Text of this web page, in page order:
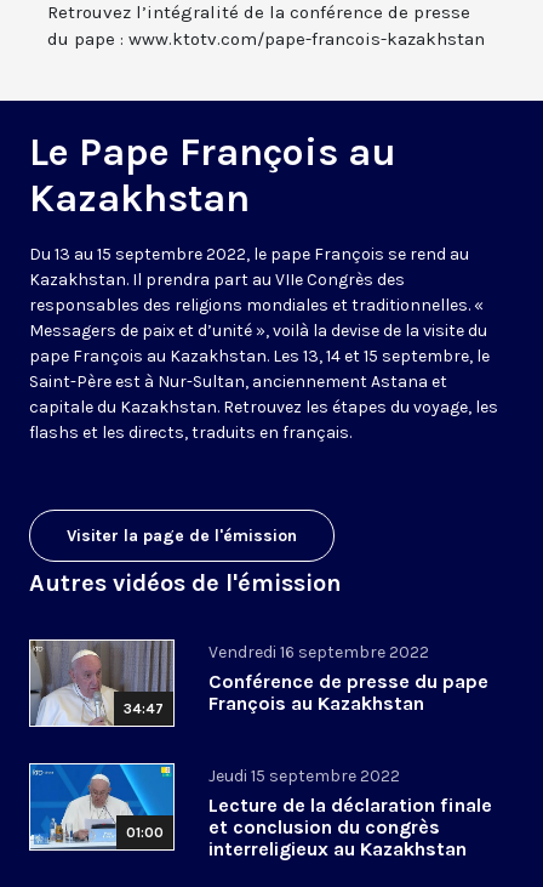
Retrouvez l’intégralité de la conférence de presse
du pape : www.ktotv.com/pape-francois-kazakhstan
Le Pape François au
Kazakhstan
Du 13 au 15 septembre 2022, le pape François se rend au
Kazakhstan. Il prendra part au VIIe Congrès des
responsables des religions mondiales et traditionnelles. «
Messagers de paix et d’unité », voilà la devise de la visite du
pape François au Kazakhstan. Les 13, 14 et 15 septembre, le
Saint-Père est à Nur-Sultan, anciennement Astana et
capitale du Kazakhstan. Retrouvez les étapes du voyage, les
flashs et les directs, traduits en français.
Visiter la page de l'émission
Autres vidéos de l'émission
34:47
Vendredi 16 septembre 2022
Conférence de presse du pape
François au Kazakhstan
01:00
Jeudi 15 septembre 2022
Lecture de la déclaration finale
et conclusion du congrès
interreligieux au Kazakhstan